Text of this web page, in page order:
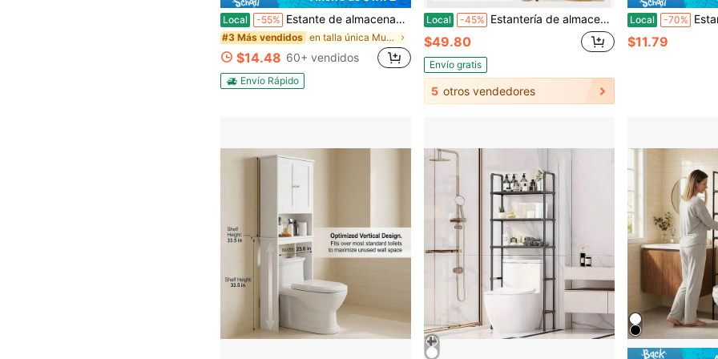
Local -55% Estante de almacenamiento para inodoro con diseño de rejilla mejorado, estante de pie para inodoro, organizadores y almacenamiento para baño, gancho con correa para el borde, accesorios de baño, estante para lavadora, organizador para balcón
#3 Más vendidos en talla única Muebles de baño
$14.48 60+ vendidos
Envío Rápido
Local -45% Estantería de almacenamiento Quikraen de 3 niveles sobre el inodoro con 3 estantes ajustables, organizador de baño ahorrador de espacio con 4 ganchos, estante independiente sobre el inodoro para baño y lavandería (Marrón)
$49.80
Envío gratis
5 otros vendedores
Local -70% Estante de 3 niveles negro sobre el inodoro,
$11.79